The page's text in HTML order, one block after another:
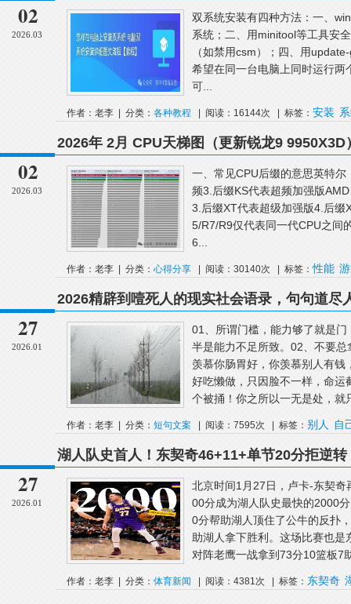
02
2026.03
双系统安装有四种方法：一、
系统；二、用minitool等工具安
（如禁用csm）；四、用
希望在同一台电脑上同时运行
可...
作者：老李 | 分类： 各种教程 | 阅读：16144次 | 标签： 安装
02
2026.03
2026年 2月 CPU天梯图（更新锐龙9 9950X3D
一、常见CPU后缀的意思英特
频3.后缀KS代表超频加强版
3.后缀XT代表超级加强版4.后缀
5/R7/R9仅代表同一代CPU之间
6...
作者：老李 | 分类： 心得分享 | 阅读：30140次 | 标签：性能
27
2026.01
2026精辟到噎死人的现实社会语录，句句道尽
01、所谓门槛，能力够了就是
半是能力不足所致。02、不要
羡慕你肠胃好，你羡慕别人有
好吃懒做，只因脸不一样，命
个被捅！你之所以一无是处，
作者：老李 | 分类： 短句文案 | 阅读：7595次 | 标签： 别人 自
27
2026.01
湖人队史首人！东契奇46+11+单节20分拒逆转
北京时间1月27日，卢卡-东契
00分成为湖人队史最快的2000
0分帮助湖人顶住了公牛的反扑
助湖人拿下胜利。这场比赛也
对阵老鹰一战拿到73分10篮板7
作者：老李 | 分类： 体育新闻 | 阅读：4381次 | 标签： 东契奇